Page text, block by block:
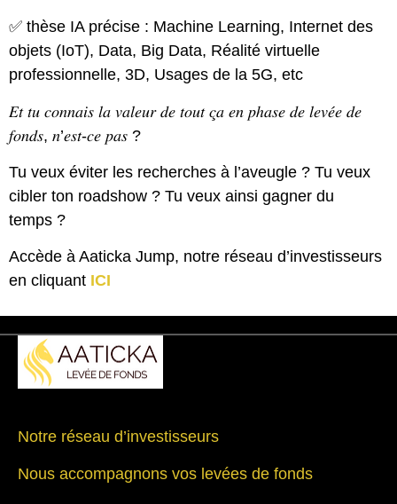
✅ thèse IA précise : Machine Learning, Internet des
objets (IoT), Data, Big Data, Réalité virtuelle
professionnelle, 3D, Usages de la 5G, etc
𝐸𝑡 𝑡𝑢 𝑐𝑜𝑛𝑛𝑎𝑖𝑠 𝑙𝑎 𝑣𝑎𝑙𝑒𝑢𝑟 𝑑𝑒 𝑡𝑜𝑢𝑡 𝑐̧𝑎 𝑒𝑛 𝑝ℎ𝑎𝑠𝑒 𝑑𝑒 𝑙𝑒𝑣𝑒́𝑒 𝑑𝑒
𝑓𝑜𝑛𝑑𝑠, 𝑛’𝑒𝑠𝑡-𝑐𝑒 𝑝𝑎𝑠 ?
Tu veux éviter les recherches à l’aveugle ? Tu veux
cibler ton roadshow ? Tu veux ainsi gagner du
temps ?
Accède à Aaticka Jump, notre réseau d’investisseurs
en cliquant ICI
Notre réseau d’investisseurs
Nous accompagnons vos levées de fonds